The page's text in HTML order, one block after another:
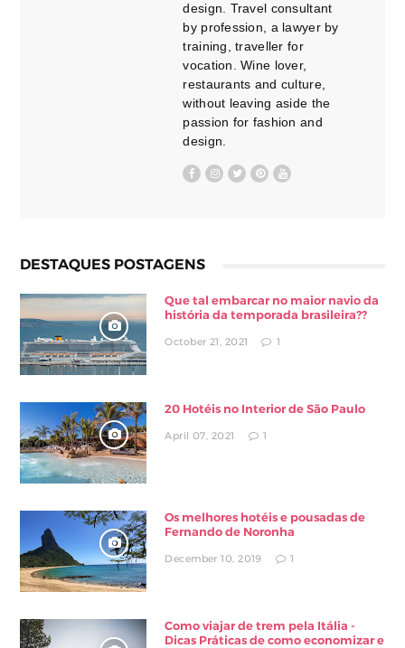
design. Travel consultant
by profession, a lawyer by
training, traveller for
vocation. Wine lover,
restaurants and culture,
without leaving aside the
passion for fashion and
design.
DESTAQUES POSTAGENS
Que tal embarcar no maior navio da
história da temporada brasileira??
October 21, 2021 1
20 Hotéis no Interior de São Paulo
April 07, 2021 1
Os melhores hotéis e pousadas de
Fernando de Noronha
December 10, 2019 1
Como viajar de trem pela Itália -
Dicas Práticas de como economizar e